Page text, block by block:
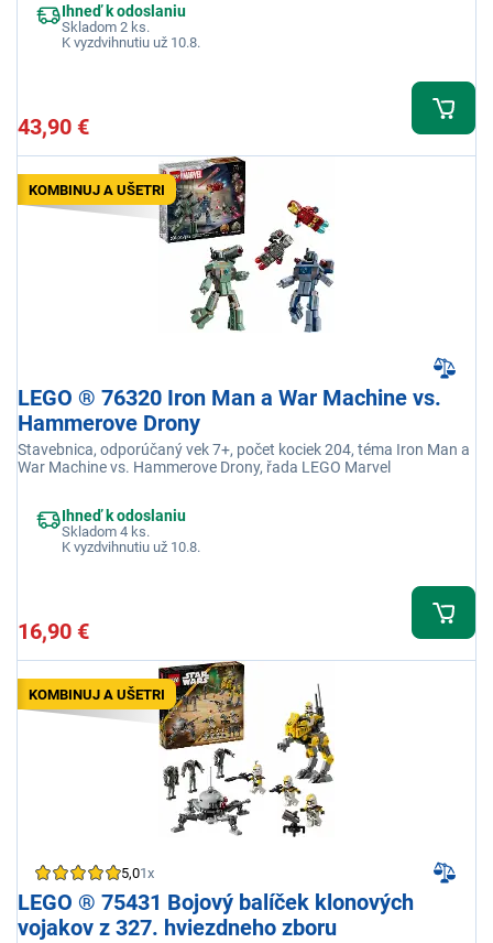
Ihneď k odoslaniu
Skladom 2 ks.
K vyzdvihnutiu už 10.8.
43,90 €
KOMBINUJ A UŠETRI
LEGO ® 76320 Iron Man a War Machine vs.
Hammerove Drony
Stavebnica, odporúčaný vek 7+, počet kociek 204, téma Iron Man a
War Machine vs. Hammerove Drony, řada LEGO Marvel
Ihneď k odoslaniu
Skladom 4 ks.
K vyzdvihnutiu už 10.8.
16,90 €
KOMBINUJ A UŠETRI
5,01x
LEGO ® 75431 Bojový balíček klonových
vojakov z 327. hviezdneho zboru